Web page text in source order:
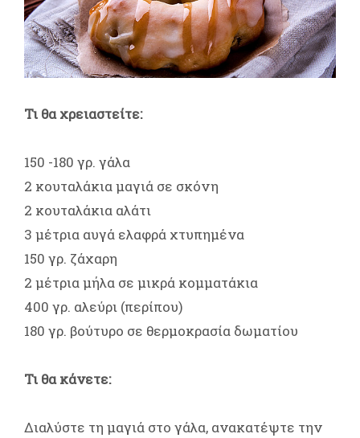
Τι θα χρειαστείτε:
150 -180 γρ. γάλα
2 κουταλάκια μαγιά σε σκόνη
2 κουταλάκια αλάτι
3 μέτρια αυγά ελαφρά χτυπημένα
150 γρ. ζάχαρη
2 μέτρια μήλα σε μικρά κομματάκια
400 γρ. αλεύρι (περίπου)
180 γρ. βούτυρο σε θερμοκρασία δωματίου
Τι θα κάνετε:
Διαλύστε τη μαγιά στο γάλα, ανακατέψτε την